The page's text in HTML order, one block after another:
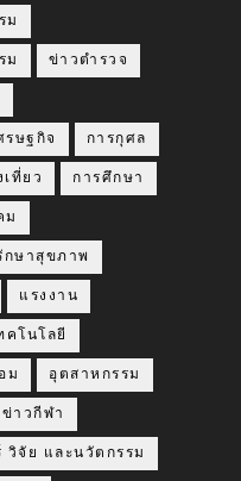
ม
ม ข่าวตำรวจ
รษฐกิจ การกุศล
ที่ยว การศึกษา
ม
กษาสุขภาพ
แรงงาน
คโนโลยี
ม อุตสาหกรรม
ข่าวกีฬา
วิจัย และนวัตกรรม